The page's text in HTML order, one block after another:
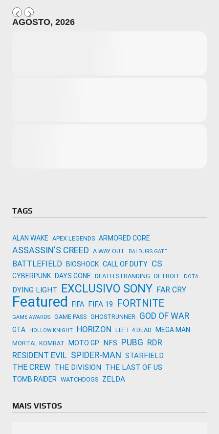
AGOSTO, 2026
TAGS
ALAN WAKE APEX LEGENDS ARMORED CORE
ASSASSIN'S CREED A WAY OUT BALDURS GATE
BATTLEFIELD BIOSHOCK CALL OF DUTY CS
CYBERPUNK DAYS GONE DEATH STRANDING DETROIT DOTA
DYING LIGHT EXCLUSIVO SONY FAR CRY
Featured FIFA FIFA 19 FORTNITE
GAME AWARDS GAME PASS GHOSTRUNNER GOD OF WAR
GTA HOLLOW KNIGHT HORIZON LEFT 4 DEAD MEGA MAN
MORTAL KOMBAT MOTO GP NFS PUBG RDR
RESIDENT EVIL SPIDER-MAN STARFIELD
THE CREW THE DIVISION THE LAST OF US
TOMB RAIDER WATCHDOGS ZELDA
MAIS VISTOS